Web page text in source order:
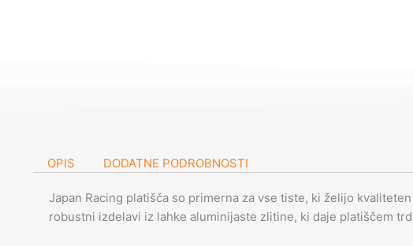
OPIS DODATNE PODROBNOSTI
Japan Racing platišča so primerna za vse tiste, ki želijo
robustni izdelavi iz lahke aluminijaste zlitine, ki daje platiščem